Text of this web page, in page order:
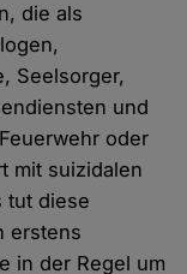
die als
Seelsorger,
und
oder
mit suizidalen
tut diese
erstens
in der Regel um